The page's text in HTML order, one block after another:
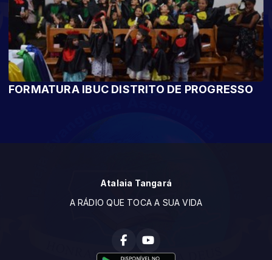
FORMATURA IBUC DISTRITO DE PROGRESSO
Atalaia Tangará
A RÁDIO QUE TOCA A SUA VIDA